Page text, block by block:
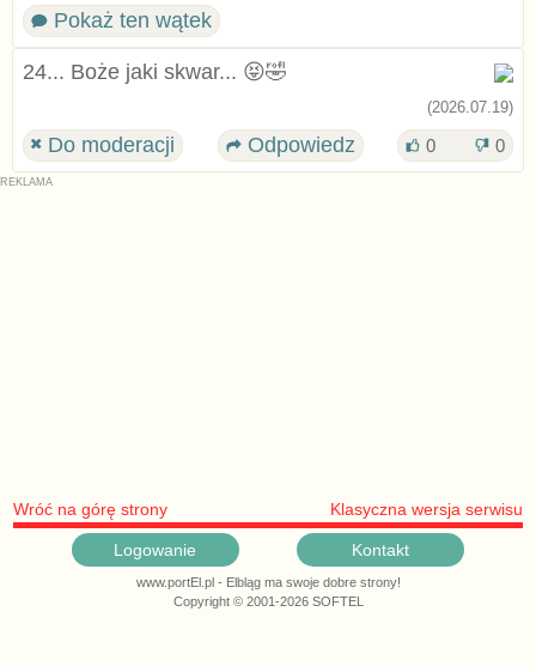
Pokaż ten wątek
24... Boże jaki skwar... 😝🤣
(2026.07.19)
Do moderacji Odpowiedz 0 0
Wróć na górę strony Klasyczna wersja serwisu
Logowanie Kontakt
www.portEl.pl - Elbląg ma swoje dobre strony!
Copyright © 2001-2026 SOFTEL